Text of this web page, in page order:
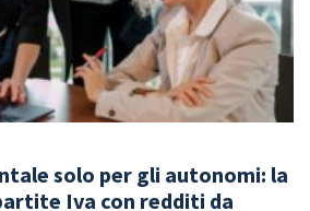
solo per gli autonomi: la
Iva con redditi da